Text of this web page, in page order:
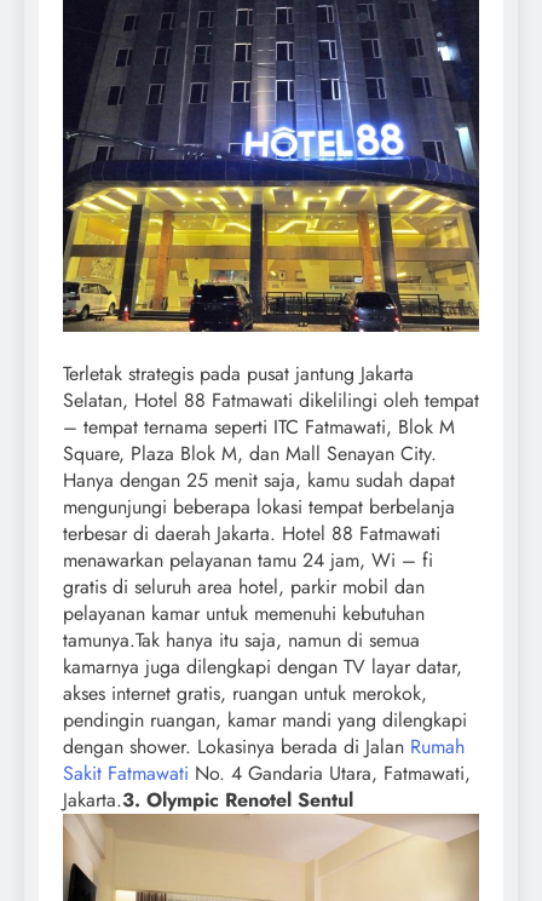
Terletak strategis pada pusat jantung Jakarta
Selatan, Hotel 88 Fatmawati dikelilingi oleh tempat
– tempat ternama seperti ITC Fatmawati, Blok M
Square, Plaza Blok M, dan Mall Senayan City.
Hanya dengan 25 menit saja, kamu sudah dapat
mengunjungi beberapa lokasi tempat berbelanja
terbesar di daerah Jakarta. Hotel 88 Fatmawati
menawarkan pelayanan tamu 24 jam, Wi – fi
gratis di seluruh area hotel, parkir mobil dan
pelayanan kamar untuk memenuhi kebutuhan
tamunya.Tak hanya itu saja, namun di semua
kamarnya juga dilengkapi dengan TV layar datar,
akses internet gratis, ruangan untuk merokok,
pendingin ruangan, kamar mandi yang dilengkapi
dengan shower. Lokasinya berada di Jalan Rumah
Sakit Fatmawati No. 4 Gandaria Utara, Fatmawati,
Jakarta.3. Olympic Renotel Sentul